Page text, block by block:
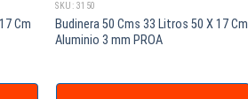
Cm
SKU: 3150
Budinera 50 Cms 33 Litros 50 X 17 Cm
Aluminio 3 mm PROA